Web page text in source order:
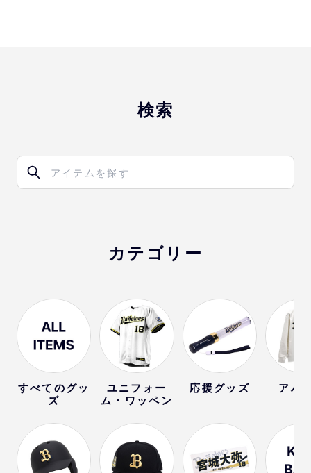
検索
カテゴリー
すべてのグッ
ズ
ユニフォー
ム・ワッペン
応援グッズ アパ